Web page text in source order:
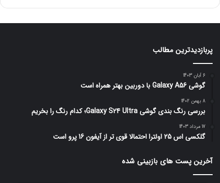
پربازدیدترین مطالب
6 آبان 1403
گوشی Galaxy A56 با دوربین بهتر همراه است
8 بهمن 1402
بررسی رنگ بندی گوشی Galaxy S24 Ultra؛ کدام رنگ را بخریم
17 مرداد 1403
گلکسی اس 25 اولترا احتمالا قوی تر از آیفون 16 پرو است
آخرین پست های بازبینی شده